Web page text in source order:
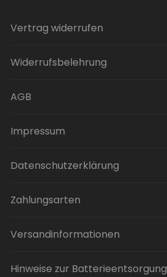
Vertrag widerrufen
Widerrufsbelehrung
AGB
Impressum
Datenschutzerklärung
Zahlungsarten
Versandinformationen
Hinweise zur Batterieentsorgung